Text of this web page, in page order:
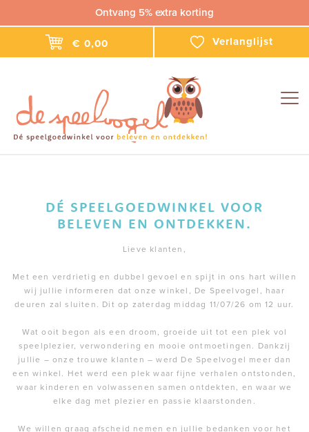
Ontvang 5% extra korting
€ 0,00 Verlanglijst
DÉ SPEELGOEDWINKEL VOOR
BELEVEN EN ONTDEKKEN.
Lieve klanten,
Met een verdrietig en dubbel gevoel en spijt in ons hart willen
wij jullie informeren dat onze winkel, De Speelvogel, haar
deuren zal sluiten. Dit op zaterdag middag 11/07/26 om 12 uur.
Wat ooit begon als een droom, groeide uit tot een plek vol
speelplezier, verwondering en mooie ontmoetingen. Dankzij
jullie – onze trouwe klanten – werd De Speelvogel meer dan
een winkel. Het werd een plek waar fijne verhalen ontstonden,
waar kinderen en volwassenen samen ontdekten, en waar we
elke dag met plezier en passie klaarstonden.
We willen graag afscheid nemen en jullie bedanken voor het